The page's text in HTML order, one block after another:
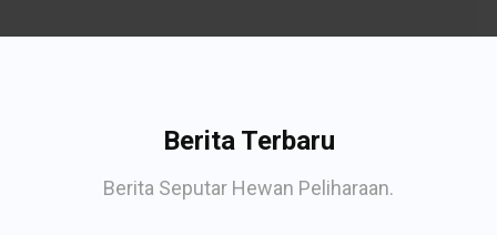
Berita Terbaru
Berita Seputar Hewan Peliharaan.